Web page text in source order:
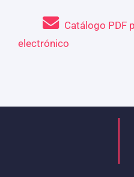
Catálogo PDF
electrónico